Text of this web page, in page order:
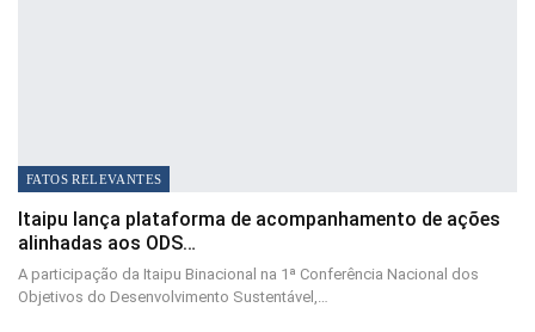
FATOS RELEVANTES
Itaipu lança plataforma de acompanhamento de ações
alinhadas aos ODS…
A participação da Itaipu Binacional na 1ª Conferência Nacional dos
Objetivos do Desenvolvimento Sustentável,…